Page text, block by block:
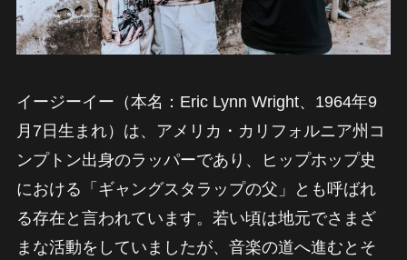
イージーイー（本名：Eric Lynn Wright、1964年9
月7日生まれ）は、アメリカ・カリフォルニア州コ
ンプトン出身のラッパーであり、ヒップホップ史
における「ギャングスタラップの父」とも呼ばれ
る存在と言われています。若い頃は地元でさまざ
まな活動をしていましたが、音楽の道へ進むとそ